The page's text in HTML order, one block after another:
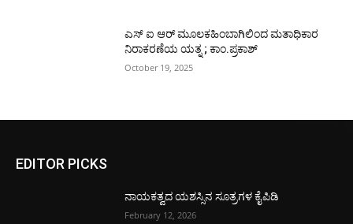
ಎಸ್ ಐ ಆರ್ ಮೂಲಕಹಿಂಬಾಗಿಲಿಂದ ಮತಾಧಿಕಾರ
ನಿರಾಕರಣೆಯ ಯತ್ನ ; ಕಾಂ.ಪ್ರಕಾಶ್
October 19, 2025
EDITOR PICKS
ನಾಯಕತ್ವದ ಯಶಸ್ಸಿನ ಸೂತ್ರಗಳ ಕೈಪಿಡಿ
February 12, 2026